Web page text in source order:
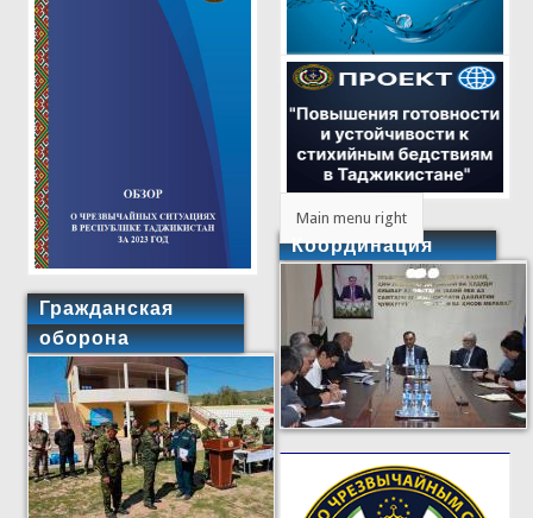
Гражданская
оборона
Main menu right
Координация